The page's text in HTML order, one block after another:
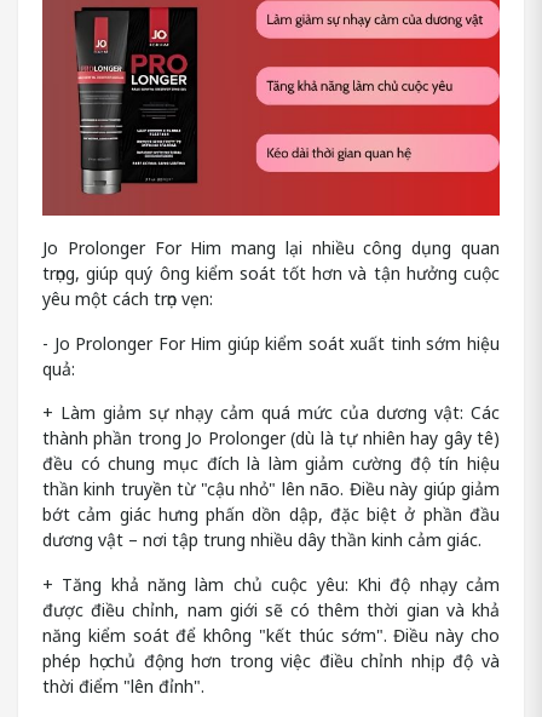
Jo Prolonger For Him mang lại nhiều công dụng quan
trọng, giúp quý ông kiểm soát tốt hơn và tận hưởng cuộc
yêu một cách trọn vẹn:
- Jo Prolonger For Him giúp kiểm soát xuất tinh sớm hiệu
quả:
+ Làm giảm sự nhạy cảm quá mức của dương vật: Các
thành phần trong Jo Prolonger (dù là tự nhiên hay gây tê)
đều có chung mục đích là làm giảm cường độ tín hiệu
thần kinh truyền từ "cậu nhỏ" lên não. Điều này giúp giảm
bớt cảm giác hưng phấn dồn dập, đặc biệt ở phần đầu
dương vật – nơi tập trung nhiều dây thần kinh cảm giác.
+ Tăng khả năng làm chủ cuộc yêu: Khi độ nhạy cảm
được điều chỉnh, nam giới sẽ có thêm thời gian và khả
năng kiểm soát để không "kết thúc sớm". Điều này cho
phép họ chủ động hơn trong việc điều chỉnh nhịp độ và
thời điểm "lên đỉnh".